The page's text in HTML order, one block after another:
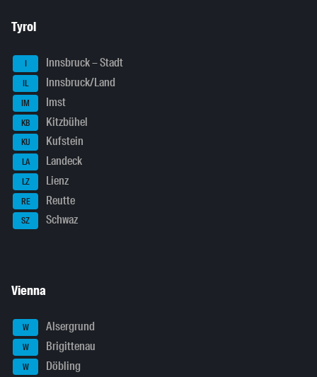
Tyrol
I Innsbruck – Stadt
IL Innsbruck/Land
IM Imst
KB Kitzbühel
KU Kufstein
LA Landeck
LZ Lienz
RE Reutte
SZ Schwaz
Vienna
W Alsergrund
W Brigittenau
W Döbling